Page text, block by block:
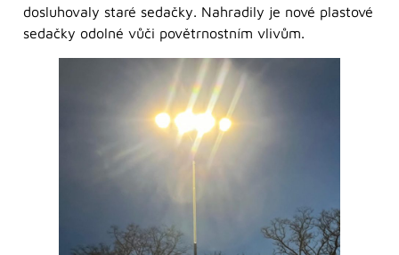
dosluhovaly staré sedačky. Nahradily je nové plastové
sedačky odolné vůči povětrnostním vlivům.